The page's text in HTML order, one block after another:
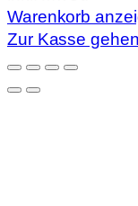
Warenkorb
Zur Kasse gehen